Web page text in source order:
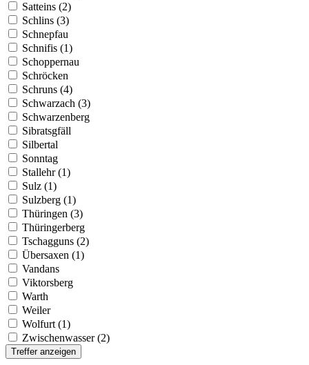
Satteins (2)
Schlins (3)
Schnepfau
Schnifis (1)
Schoppernau
Schröcken
Schruns (4)
Schwarzach (3)
Schwarzenberg
Sibratsgfäll
Silbertal
Sonntag
Stallehr (1)
Sulz (1)
Sulzberg (1)
Thüringen (3)
Thüringerberg
Tschagguns (2)
Übersaxen (1)
Vandans
Viktorsberg
Warth
Weiler
Wolfurt (1)
Zwischenwasser (2)
Treffer anzeigen